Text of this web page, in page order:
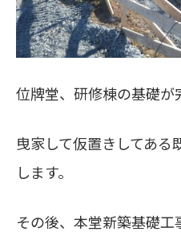
位牌堂、研修棟の基礎が
曳家して仮置きしてあ
します。
その後、本堂新築基礎工